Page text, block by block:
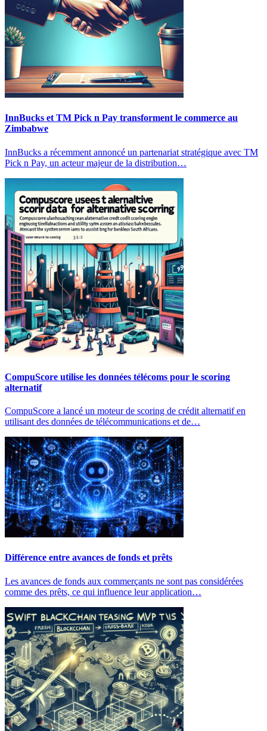
InnBucks et TM Pick n Pay transforment le commerce au
Zimbabwe
InnBucks a récemment annoncé un partenariat stratégique avec TM
Pick n Pay, un acteur majeur de la distribution…
CompuScore utilise les données télécoms pour le scoring
alternatif
CompuScore a lancé un moteur de scoring de crédit alternatif en
utilisant des données de télécommunications et de…
Différence entre avances de fonds et prêts
Les avances de fonds aux commerçants ne sont pas considérées
comme des prêts, ce qui influence leur application…